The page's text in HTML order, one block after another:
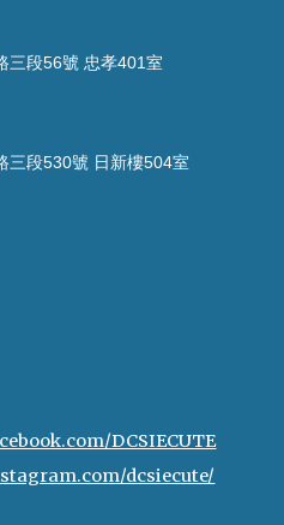
三段56號 忠孝401室
三段530號 日新樓504室
DCSIECUTE
dcsiecute/